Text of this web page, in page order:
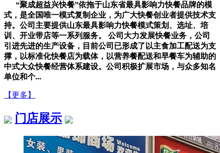
“聚成超益兴快餐”依拖于山东省最具影响力快餐品牌的模
式，是全国唯一模式复制企业，为广大快餐创业者提供技术支
持。公司主要提供山东最具影响力快餐模式策划、选址、培
训、开业带店等一系列服务。 公司大力发展快餐业务，公司
引进先进的生产设备，目前公司已形成了以主食加工配送为支
撑，以标准化快餐店为载体，以营养餐配送和早餐车为辅助的
中式大众快餐经营体系建设。公司积极扩展市场，与众多知名
单位和个...
【更多】
门店展示